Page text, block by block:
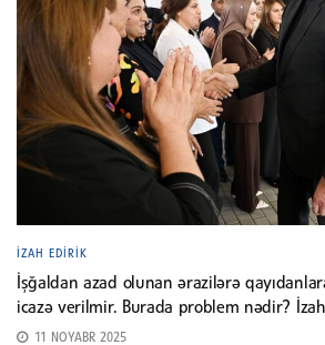
İZAH EDIRIK
İşğaldan azad olunan ərazilərə
icazə verilmir. Burada problem nədir?
11 NOYABR 2025